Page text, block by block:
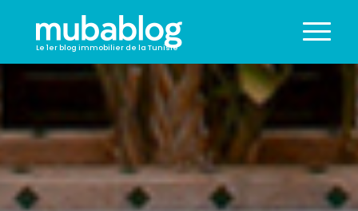
Le 1er blog immobilier de la Tunisie